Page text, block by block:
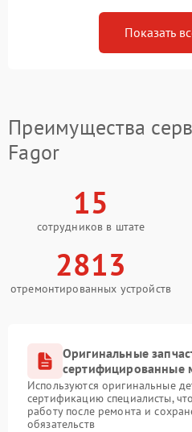
Показать
Преимущества
Fagor
15
сотрудников в штате
2813
отремонтированных устройств
Оригинальные
сертифицированные
Используются оригинальные
сертификацию специалисты,
работу после ремонта и
обязательств